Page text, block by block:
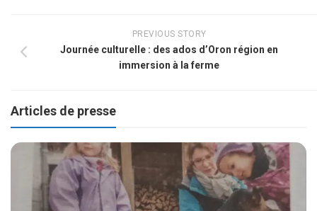
PREVIOUS STORY
Journée culturelle : des ados d’Oron région en
immersion à la ferme
Articles de presse